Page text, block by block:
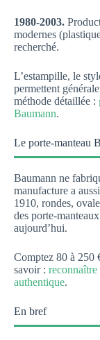
1980-2003.
modernes
recherché.
L’estampille, le
permettent
méthode détaillée :
Baumann.
Le porte-manteau
Baumann ne
manufacture a
1910, rondes,
des porte-
aujourd’hui.
Comptez 80 à 250
savoir :
authentique.
En bref